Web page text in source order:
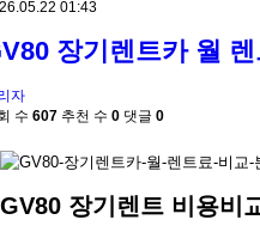
01:43
장기렌트카 월
자
수 607 추천 수 0 댓글 0
GV80 장기렌트 비용비